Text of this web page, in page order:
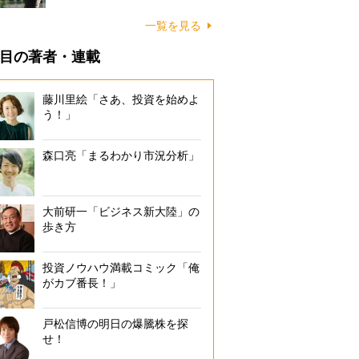
一覧を見る
の著者・連載
藤川里絵「さあ、投資を始めよ
う！」
森口亮「まるわかり市況分析」
大前研一「ビジネス新大陸」の
歩き方
投資ノウハウ満載コミック「俺
がカブ番長！」
戸松信博の明日の爆騰株を探
せ！